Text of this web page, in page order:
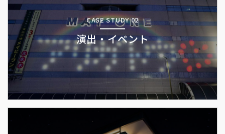
CASE STUDY 02
演出・イベント